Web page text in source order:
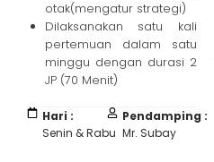
otak(mengatur strategi)
Dilaksanakan satu kali
pertemuan dalam satu
minggu dengan durasi 2
JP (70 Menit)
Hari :
Senin & Rabu
Pendamping :
Mr. Subay